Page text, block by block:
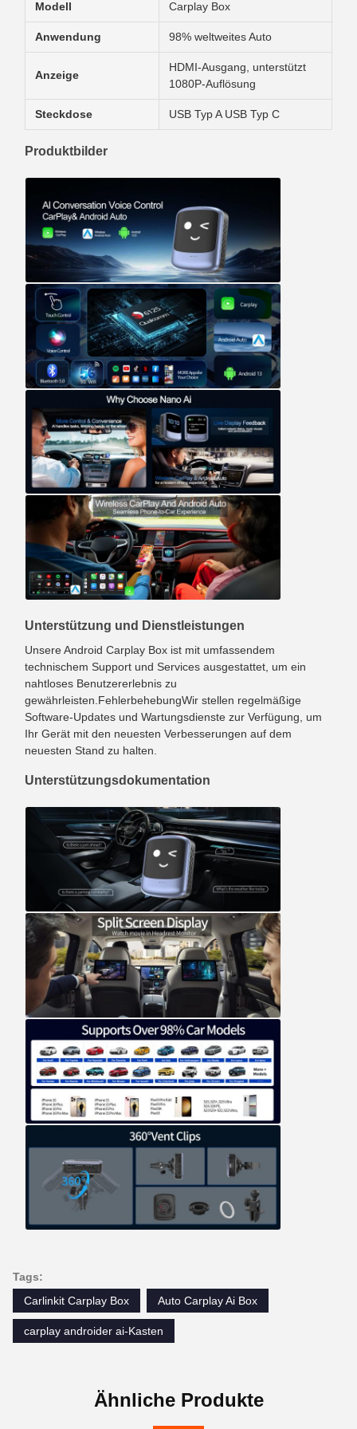
Modell Carplay Box
Anwendung 98% weltweites Auto
Anzeige
HDMI-Ausgang, unterstützt
1080P-Auflösung
Steckdose USB Typ A USB Typ C
Produktbilder
Unterstützung und Dienstleistungen
Unsere Android Carplay Box ist mit umfassendem
technischem Support und Services ausgestattet, um ein
nahtloses Benutzererlebnis zu
gewährleisten.FehlerbehebungWir stellen regelmäßige
Software-Updates und Wartungsdienste zur Verfügung, um
Ihr Gerät mit den neuesten Verbesserungen auf dem
neuesten Stand zu halten.
Unterstützungsdokumentation
Tags:
Carlinkit Carplay Box
Auto Carplay Ai Box
carplay androider ai-Kasten
Ähnliche Produkte